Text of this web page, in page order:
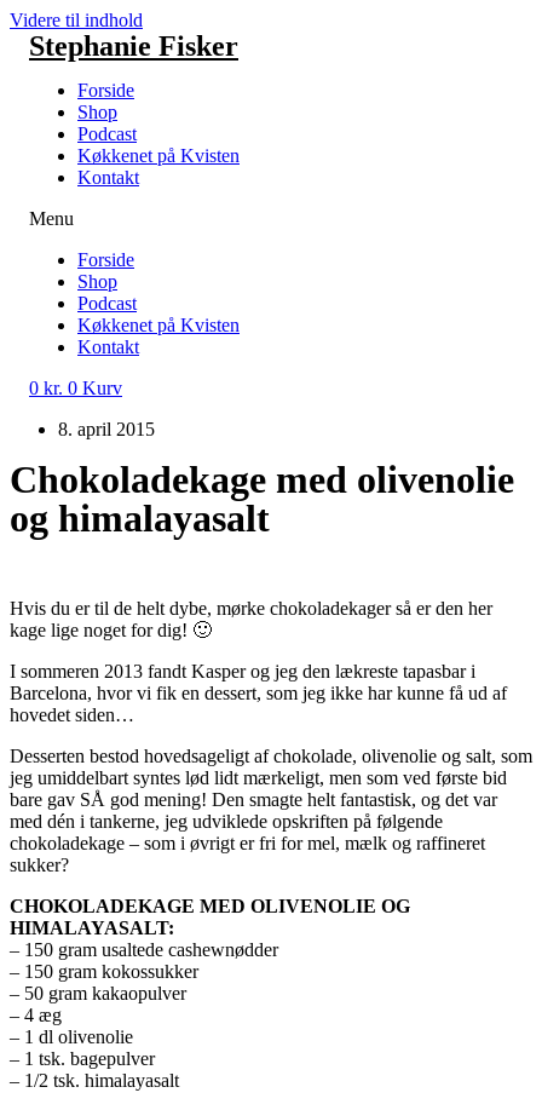
Videre til indhold
Stephanie Fisker
Forside
Shop
Podcast
Køkkenet på Kvisten
Kontakt
Menu
Forside
Shop
Podcast
Køkkenet på Kvisten
Kontakt
0 kr. 0 Kurv
8. april 2015
Chokoladekage med olivenolie
og himalayasalt
Hvis du er til de helt dybe, mørke chokoladekager så er den her
kage lige noget for dig! 🙂
I sommeren 2013 fandt Kasper og jeg den lækreste tapasbar i
Barcelona, hvor vi fik en dessert, som jeg ikke har kunne få ud af
hovedet siden…
Desserten bestod hovedsageligt af chokolade, olivenolie og salt, som
jeg umiddelbart syntes lød lidt mærkeligt, men som ved første bid
bare gav SÅ god mening! Den smagte helt fantastisk, og det var
med dén i tankerne, jeg udviklede opskriften på følgende
chokoladekage – som i øvrigt er fri for mel, mælk og raffineret
sukker?
CHOKOLADEKAGE MED OLIVENOLIE OG
HIMALAYASALT:
– 150 gram usaltede cashewnødder
– 150 gram kokossukker
– 50 gram kakaopulver
– 4 æg
– 1 dl olivenolie
– 1 tsk. bagepulver
– 1/2 tsk. himalayasalt